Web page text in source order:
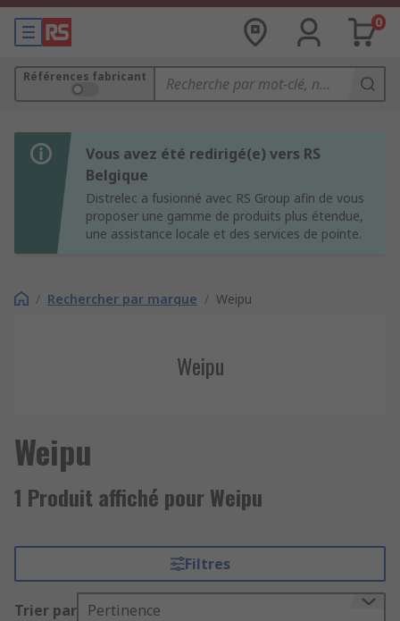
0
Références fabricant
Vous avez été redirigé(e) vers RS
Belgique
Distrelec a fusionné avec RS Group afin de vous
proposer une gamme de produits plus étendue,
une assistance locale et des services de pointe.
/ Rechercher par marque / Weipu
Weipu
Weipu
1 Produit affiché pour Weipu
Filtres
Trier par Pertinence